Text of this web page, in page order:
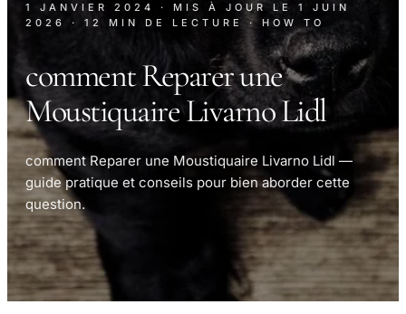
1 JANVIER 2024 · MIS À JOUR LE 1 JUIN
2026
· 12 MIN DE LECTURE · HOW TO
comment Reparer une
Moustiquaire Livarno Lidl
comment Reparer une Moustiquaire Livarno Lidl —
guide pratique et conseils pour bien aborder cette
question.